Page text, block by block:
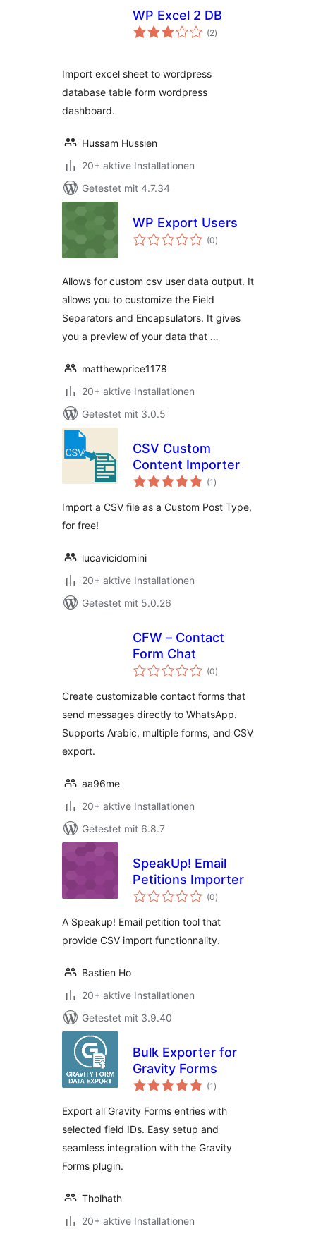
WP Excel 2 DB
(2Bewertungen
insgesamt
)
Import excel sheet to wordpress
database table form wordpress
dashboard.
Hussam Hussien
20+ aktive Installationen
Getestet mit 4.7.34
WP Export Users
(0Bewertungen
insgesamt
)
Allows for custom csv user data output. It
allows you to customize the Field
Separators and Encapsulators. It gives
you a preview of your data that …
matthewprice1178
20+ aktive Installationen
Getestet mit 3.0.5
CSV Custom
Content Importer
(1 Bewertungen
insgesamt
)
Import a CSV file as a Custom Post Type,
for free!
lucavicidomini
20+ aktive Installationen
Getestet mit 5.0.26
CFW – Contact
Form Chat
(0Bewertungen
insgesamt
)
Create customizable contact forms that
send messages directly to WhatsApp.
Supports Arabic, multiple forms, and CSV
export.
aa96me
20+ aktive Installationen
Getestet mit 6.8.7
SpeakUp! Email
Petitions Importer
(0Bewertungen
insgesamt
)
A Speakup! Email petition tool that
provide CSV import functionnality.
Bastien Ho
20+ aktive Installationen
Getestet mit 3.9.40
Bulk Exporter for
Gravity Forms
(1 Bewertungen
insgesamt
)
Export all Gravity Forms entries with
selected field IDs. Easy setup and
seamless integration with the Gravity
Forms plugin.
Tholhath
20+ aktive Installationen